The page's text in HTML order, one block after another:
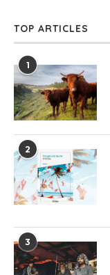
TOP ARTICLES
1
2
3